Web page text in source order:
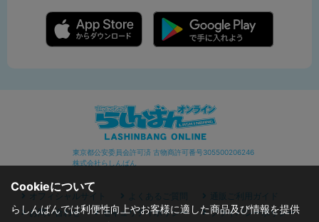
東京都公安委員会許可済 古物商許可番号305500206246
株式会社らしんばん
オフィシャルサイト よくあるご質問
通販ご利用ガイド
お問い合わせ
セキュリティポリシー プライバシーポリシー
Cookieについて
らしんばんでは利便性向上やお客様に適した商品及び情報を提供